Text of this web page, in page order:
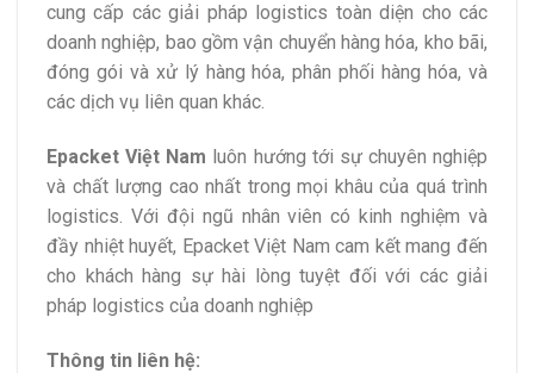
cung cấp các giải pháp logistics toàn diện cho các
doanh nghiệp, bao gồm vận chuyển hàng hóa, kho bãi,
đóng gói và xử lý hàng hóa, phân phối hàng hóa, và
các dịch vụ liên quan khác.
Epacket Việt Nam luôn hướng tới sự chuyên nghiệp
và chất lượng cao nhất trong mọi khâu của quá trình
logistics. Với đội ngũ nhân viên có kinh nghiệm và
đầy nhiệt huyết, Epacket Việt Nam cam kết mang đến
cho khách hàng sự hài lòng tuyệt đối với các giải
pháp logistics của doanh nghiệp
Thông tin liên hệ: